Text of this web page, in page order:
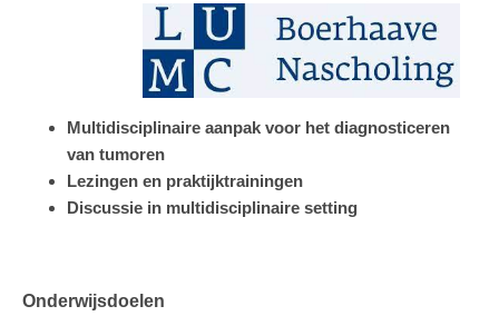
Multidisciplinaire aanpak voor het diagnosticeren
van tumoren
Lezingen en praktijktrainingen
Discussie in multidisciplinaire setting
Onderwijsdoelen